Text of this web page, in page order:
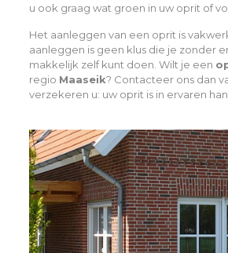
u ook graag wat groen in uw oprit of
Het aanleggen van een oprit is
aanleggen is geen klus die je zonder
makkelijk zelf kunt doen. Wilt je een
regio Maaseik? Contacteer ons dan
verzekeren u: uw oprit is in ervaren